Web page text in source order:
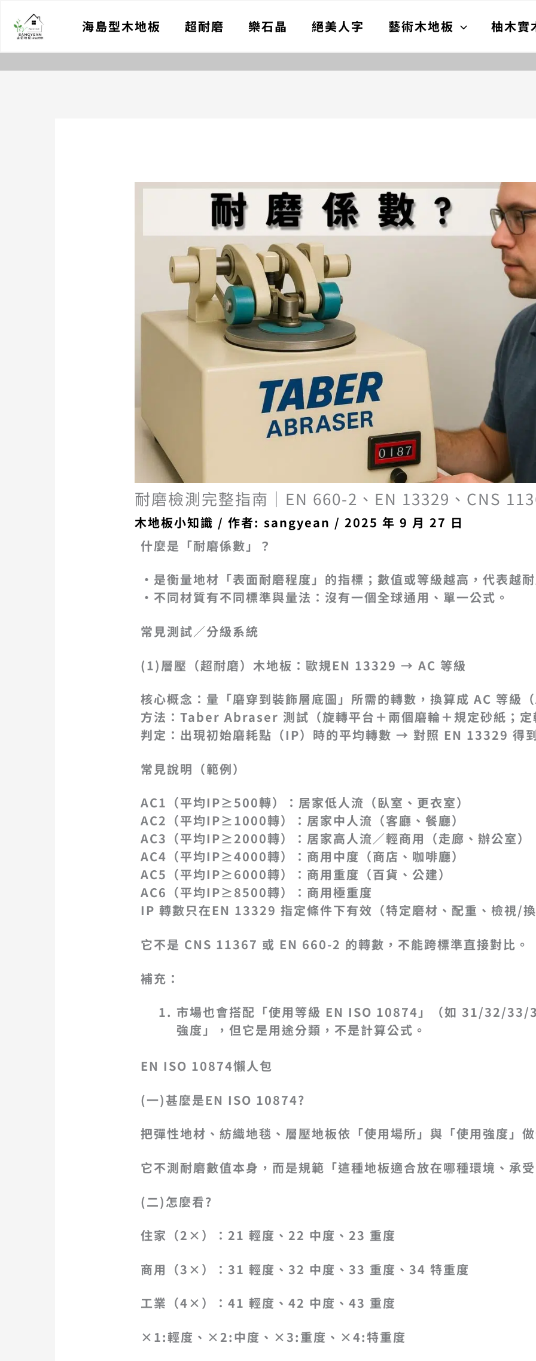
海島型木地板 超耐磨 樂石晶 絕美人字 藝術木地板 柚木實
耐磨檢測完整指南｜EN 660-2、EN 13329、CNS
木地板小知識 / 作者:sangyean /2025 年 9 月 27 日
什麼是「耐磨係數」？
・是衡量地材「表面耐磨程度」的指標；數值或等級越高，代表越
・不同材質有不同標準與量法：沒有一個全球通用、單一公式。
常見測試／分級系統
(1)層壓（超耐磨）木地板：歐規EN 13329 → AC 等級
核心概念：量「磨穿到裝飾層底圖」所需的轉數，換算成 AC 等級
方法：Taber Abraser 測試（旋轉平台＋兩個磨輪＋規定砂紙；定
判定：出現初始磨耗點（IP）時的平均轉數 → 對照 EN 13329 得
常見說明（範例）
AC1（平均IP≥500轉）：居家低人流（臥室、更衣室）
AC2（平均IP≥1000轉）：居家中人流（客廳、餐廳）
AC3（平均IP≥2000轉）：居家高人流／輕商用（走廊、辦公室）
AC4（平均IP≥4000轉）：商用中度（商店、咖啡廳）
AC5（平均IP≥6000轉）：商用重度（百貨、公建）
AC6（平均IP≥8500轉）：商用極重度
IP 轉數只在EN 13329 指定條件下有效（特定磨材、配重、檢視/換
它不是 CNS 11367 或 EN 660-2 的轉數，不能跨標準直接對比。
補充：
市場也會搭配「使用等級 EN ISO 10874」（如 31/32/33/
強度」，但它是用途分類，不是計算公式。
EN ISO 10874懶人包
(一)甚麼是EN ISO 10874?
把彈性地材、紡織地毯、層壓地板依「使用場所」與「使用強度」
它不測耐磨數值本身，而是規範「這種地板適合放在哪種環境、承
(二)怎麼看?
住家（2×）：21 輕度、22 中度、23 重度
商用（3×）：31 輕度、32 中度、33 重度、34 特重度
工業（4×）：41 輕度、42 中度、43 重度
×1:輕度、×2:中度、×3:重度、×4:特重度